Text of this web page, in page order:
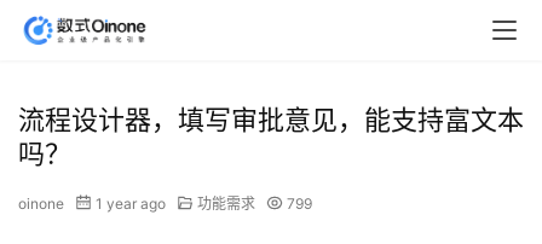
流程设计器，填写审批意见，能支持富文本
吗？
oinone 1 year ago 功能需求 799